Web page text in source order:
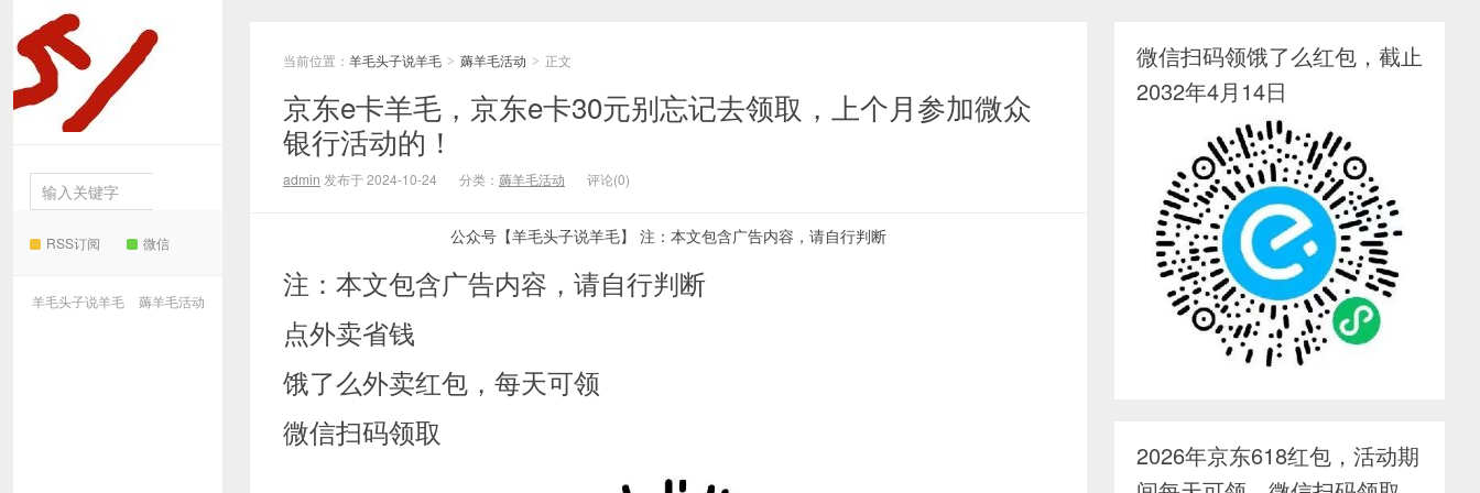
RSS订阅 微信
羊毛头子说羊毛 薅羊毛活动
当前位置： 羊毛头子说羊毛 > 薅羊毛活动 > 正文
京东e卡羊毛，京东e卡30元别忘记去领取，上个月参加微众
银行活动的！
admin 发布于 2024-10-24 分类： 薅羊毛活动 评论(0)
公众号【羊毛头子说羊毛】 注：本文包含广告内容，请自行判断
注：本文包含广告内容，请自行判断
点外卖省钱
饿了么外卖红包，每天可领
微信扫码领取
微信扫码领饿了么红包，截止
2032年4月14日
2026年京东618红包，活动期